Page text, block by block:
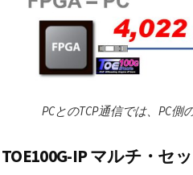
PCとのTCP通信では、PC
TOE100G-IP マルチ・セ